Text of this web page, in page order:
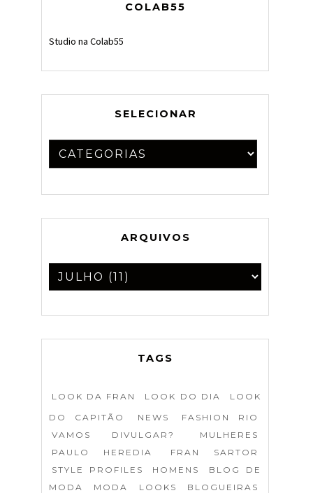
COLAB55
Studio na Colab55
SELECIONAR
ARQUIVOS
TAGS
LOOK DA FRAN LOOK DO DIA
LOOK
DO CAPITÃO
NEWS
FASHION RIO
VAMOS DIVULGAR?
MULHERES
PAULO HEREDIA
FRAN SARTOR
STYLE PROFILES
HOMENS
BLOG DE
MODA
MODA LOOKS
BLOGUEIRAS